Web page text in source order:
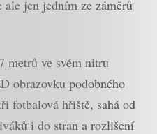
jen jedním ze záměrů
metrů ve svém nitru
obrazovku podobného
fotbalová hřiště, sahá od
i do stran a rozlišení